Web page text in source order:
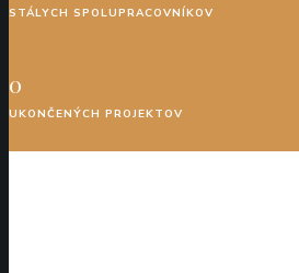
STÁLYCH SPOLUPRACOVNÍKOV
0
UKONČENÝCH PROJEKTOV